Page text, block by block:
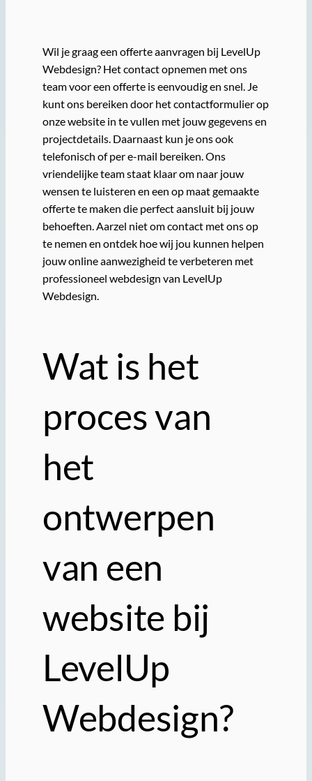
Wil je graag een offerte aanvragen bij LevelUp
Webdesign? Het contact opnemen met ons
team voor een offerte is eenvoudig en snel. Je
kunt ons bereiken door het contactformulier op
onze website in te vullen met jouw gegevens en
projectdetails. Daarnaast kun je ons ook
telefonisch of per e-mail bereiken. Ons
vriendelijke team staat klaar om naar jouw
wensen te luisteren en een op maat gemaakte
offerte te maken die perfect aansluit bij jouw
behoeften. Aarzel niet om contact met ons op
te nemen en ontdek hoe wij jou kunnen helpen
jouw online aanwezigheid te verbeteren met
professioneel webdesign van LevelUp
Webdesign.
Wat is het
proces van
het
ontwerpen
van een
website bij
LevelUp
Webdesign?